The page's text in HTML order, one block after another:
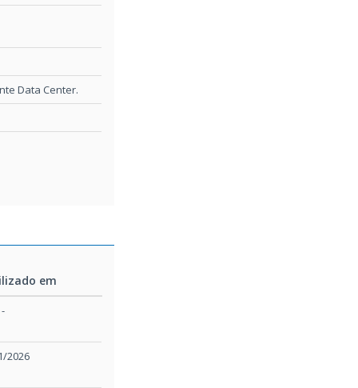
Data Center.
em
-
2026